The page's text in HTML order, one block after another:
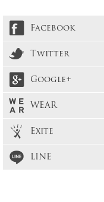
Facebook
Twitter
Google+
WEAR
Exite
LINE